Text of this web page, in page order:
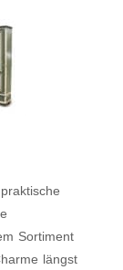
Sortiment
längst